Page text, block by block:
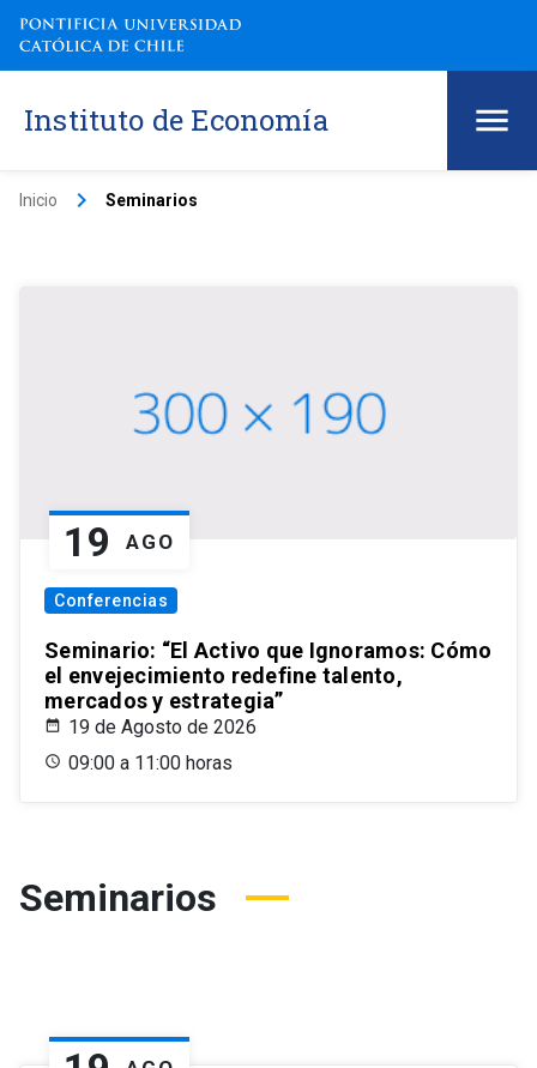
Instituto de Economía
Inicio keyboard_arrow_right Seminarios
19 AGO
Conferencias
Seminario: “El Activo que Ignoramos: Cómo
el envejecimiento redefine talento,
mercados y estrategia”
19 de Agosto de 2026
09:00 a 11:00 horas
Seminarios